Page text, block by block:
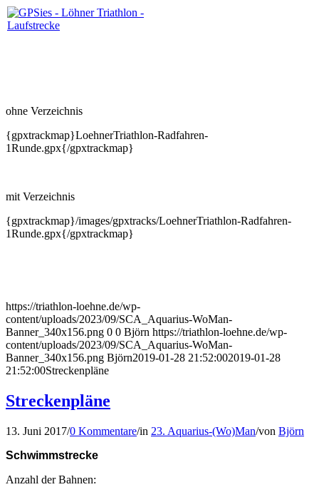
ohne Verzeichnis
{gpxtrackmap}LoehnerTriathlon-Radfahren-
1Runde.gpx{/gpxtrackmap}
mit Verzeichnis
{gpxtrackmap}/images/gpxtracks/LoehnerTriathlon-Radfahren-
1Runde.gpx{/gpxtrackmap}
https://triathlon-loehne.de/wp-
content/uploads/2023/09/SCA_Aquarius-WoMan-
Banner_340x156.png 0 0 Björn https://triathlon-loehne.de/wp-
content/uploads/2023/09/SCA_Aquarius-WoMan-
Banner_340x156.png Björn2019-01-28 21:52:002019-01-28
21:52:00Streckenpläne
Streckenpläne
13. Juni 2017/0 Kommentare/in 23. Aquarius-(Wo)Man/von Björn
Schwimmstrecke
Anzahl der Bahnen: